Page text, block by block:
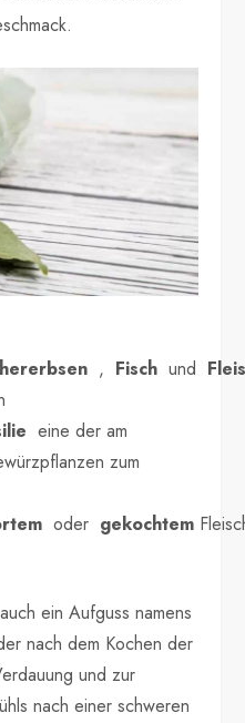
, Fisch und
eine der am
zum
oder gekochtem
ein Aufguss namens
nach dem Kochen der
und zur
nach einer schweren